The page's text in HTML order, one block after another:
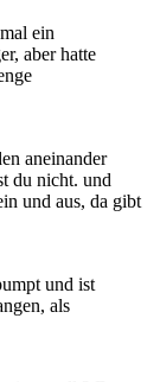
ein
aber hatte
aneinander
du nicht. und
und aus, da gibt
und ist
als